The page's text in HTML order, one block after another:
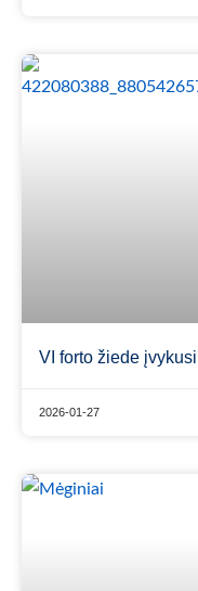
VI forto žiede
2026-01-27